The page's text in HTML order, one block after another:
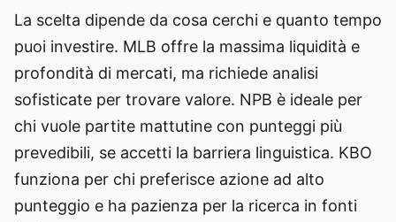
La scelta dipende da cosa cerchi e quanto tempo
puoi investire. MLB offre la massima liquidità e
profondità di mercati, ma richiede analisi
sofisticate per trovare valore. NPB è ideale per
chi vuole partite mattutine con punteggi più
prevedibili, se accetti la barriera linguistica. KBO
funziona per chi preferisce azione ad alto
punteggio e ha pazienza per la ricerca in fonti